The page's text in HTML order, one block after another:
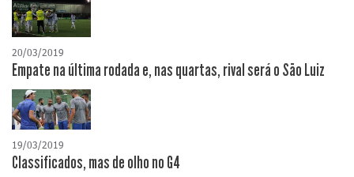
20/03/2019
Empate na última rodada e, nas quartas, rival será o São Luiz
19/03/2019
Classificados, mas de olho no G4